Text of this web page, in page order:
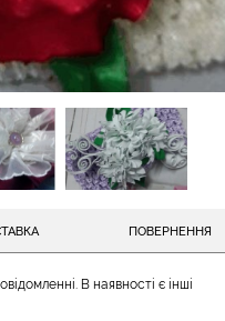
ПОВЕРНЕННЯ
В наявності є інші